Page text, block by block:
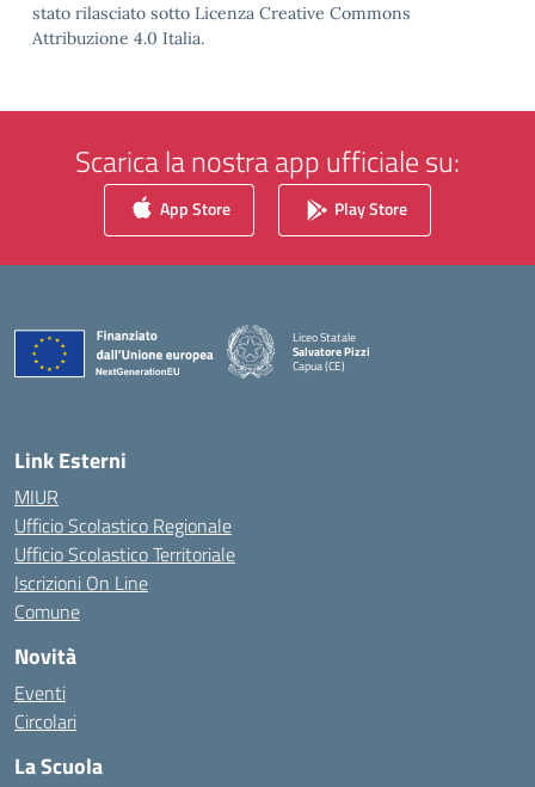
stato rilasciato sotto Licenza Creative Commons
Attribuzione 4.0 Italia.
Scarica la nostra app ufficiale su:
App Store Play Store
Liceo Statale
Salvatore Pizzi
Capua (CE)
— Visita la pagina iniziale della scuola
Link Esterni
MIUR
Ufficio Scolastico Regionale
Ufficio Scolastico Territoriale
Iscrizioni On Line
Comune
Novità
Eventi
Circolari
La Scuola